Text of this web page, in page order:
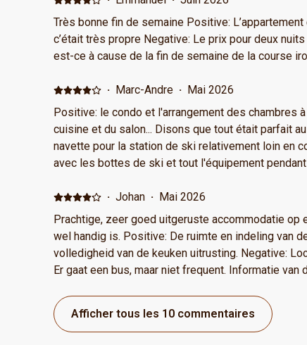
conditioners, an array of different choices for coffee,
brought much of our own stuff but we did not need
toilet paper. The unit was spacious and the 3 balconies were just an added bonus.
readily available for any questions we might have. Our daughter and 3 grandkids
Très bonne fin de semaine Positive:
c’était très propre Negative: Le prix pour deux
est-ce à cause de la fin de semaine de la course
· Marc-Andre ·
Mai 2026
Positive: le condo et l'arrangement des chambres
cuisine et du salon... Disons que tout était parfait
navette pour la station de ski relativement loin en
avec les bottes de ski et tout l'équipement
circulation de la navette. De plus, disons qu'au printemps les chemins piétonniers
et routiers, il y a de l'accumulation de glace ! Cela
pelleter au fur et à mesure des accumulations au
quelques poignées de sel déglaçant par-ci par là
· Johan ·
Mai 2026
Prachtige, zeer goed uitgeruste accommodatie op een locatie, waar eigen vervoer
wel handig is. Positive: De ruimte en indeling van
volledigheid van de keuken uitrusting. Negative:
Er gaat een bus, maar niet frequent. Informatie van
professioneel, maar zeer beperkt behulpzaam.
Afficher tous les 10 commentaires